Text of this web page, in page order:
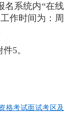
名系统内“在线
作时间为：周
5。
格考试面试考区及